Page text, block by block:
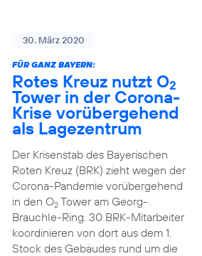
30. März 2020
FÜR GANZ BAYERN:
Rotes Kreuz nutzt O2
Tower in der Corona-
Krise vorübergehend
als Lagezentrum
Der Krisenstab des Bayerischen
Roten Kreuz (BRK) zieht wegen der
Corona-Pandemie vorübergehend
in den O2Tower am Georg-
Brauchle-Ring. 30 BRK-Mitarbeiter
koordinieren von dort aus dem 1.
Stock des Gebäudes rund um die